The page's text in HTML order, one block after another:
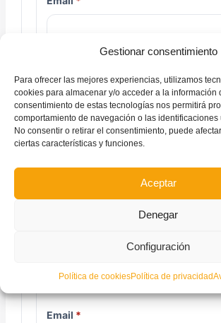
Gestionar consentimiento
Para ofrecer las mejores experiencias, utilizamos
cookies para almacenar y/o acceder a la información
consentimiento de estas tecnologías nos permitirá
comportamiento de navegación o las identificaciones
No consentir o retirar el consentimiento, puede
ciertas características y funciones.
Aceptar
Denegar
Configuración
Política de cookiesPolítica de privacidad
Madre
Nombre y apellidos
Email